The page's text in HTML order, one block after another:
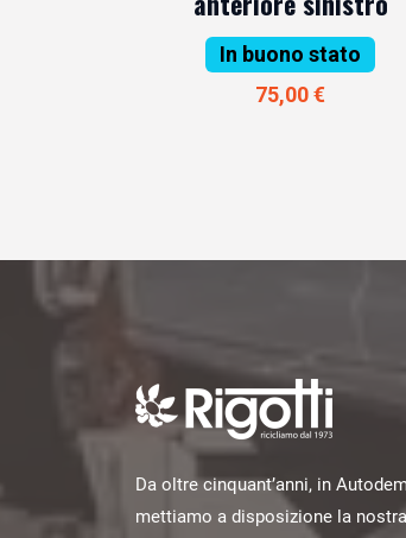
In buono stato
75,00 €
Da oltre cinquant’anni, in
mettiamo a disposizione la